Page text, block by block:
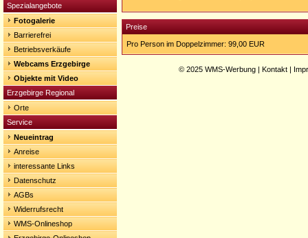
Spezialangebote
Fotogalerie
Barrierefrei
Betriebsverkäufe
Webcams Erzgebirge
Objekte mit Video
Erzgebirge Regional
Orte
Service
Neueintrag
Anreise
interessante Links
Datenschutz
AGBs
Widerrufsrecht
WMS-Onlineshop
Preise
Pro Person im Doppelzimmer: 99,00 EUR
© 2025 WMS-Werbung | Kontakt |